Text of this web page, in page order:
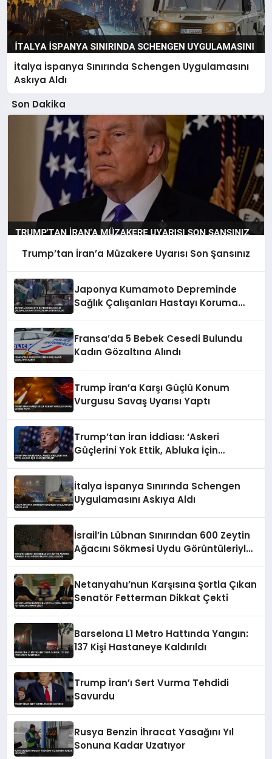
İtalya İspanya Sınırında Schengen Uygulamasını
Askıya Aldı
Son Dakika
Trump’tan İran’a Müzakere Uyarısı Son Şansınız
Japonya Kumamoto Depreminde
Sağlık Çalışanları Hastayı Koruma
Fransa’da 5 Bebek Cesedi Bulundu
Kadın Gözaltına Alındı
Trump İran’a Karşı Güçlü Konum
Vurgusu Savaş Uyarısı Yaptı
Trump’tan İran İddiası: ‘Askeri
Güçlerini Yok Ettik, Abluka İçin
İtalya İspanya Sınırında Schengen
Uygulamasını Askıya Aldı
İsrail’in Lübnan Sınırından 600 Zeytin
Ağacını Sökmesi Uydu Görüntüleriyle
Netanyahu’nun Karşısına Şortla Çıkan
Senatör Fetterman Dikkat Çekti
Barselona L1 Metro Hattında Yangın:
137 Kişi Hastaneye Kaldırıldı
Trump İran’ı Sert Vurma Tehdidi
Savurdu
Rusya Benzin İhracat Yasağını Yıl
Sonuna Kadar Uzatıyor